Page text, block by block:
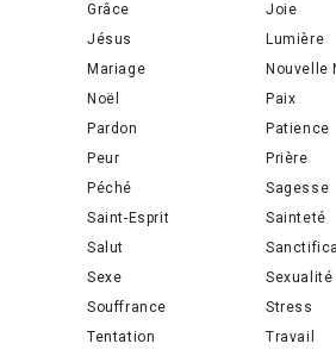
Grâce
Joie
Jésus
Lumière
Mariage
Nouvelle
Noël
Paix
Pardon
Patience
Peur
Prière
Péché
Sagesse
Saint-Esprit
Sainteté
Salut
Sexe
Sexualité
Souffrance
Stress
Tentation
Travail